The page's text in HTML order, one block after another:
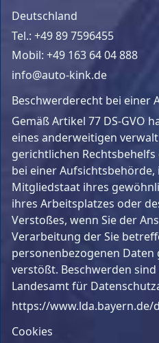
Deutschland
Tel.: +49 89 7596455
Mobil: +49 163 64 04 888
info@auto-kink.de
Beschwerderecht bei einer
Gemäß Artikel 77 DS-GVO
eines anderweitigen
gerichtlichen
bei einer
Mitgliedstaat ihres
ihres Arbeitsplatzes oder
Verstoßes, wenn Sie der
Verarbeitung der Sie
personenbezogenen Daten
verstößt. Beschwerden sind
Landesamt für
https://www.lda.bayern.de/
Cookies